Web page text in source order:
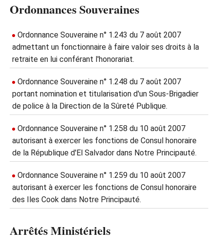
Ordonnances Souveraines
Ordonnance Souveraine n° 1.243 du 7 août 2007
admettant un fonctionnaire à faire valoir ses droits à la
retraite en lui conférant l'honorariat.
Ordonnance Souveraine n° 1.248 du 7 août 2007
portant nomination et titularisation d'un Sous-Brigadier
de police à la Direction de la Sûreté Publique.
Ordonnance Souveraine n° 1.258 du 10 août 2007
autorisant à exercer les fonctions de Consul honoraire
de la République d'El Salvador dans Notre Principauté.
Ordonnance Souveraine n° 1.259 du 10 août 2007
autorisant à exercer les fonctions de Consul honoraire
des Iles Cook dans Notre Principauté.
Arrêtés Ministériels